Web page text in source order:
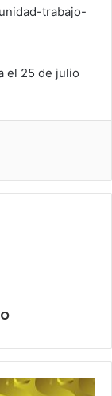
trabajo-
el 25 de julio